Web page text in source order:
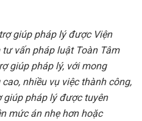
giúp pháp lý được Viện
tư vấn pháp luật Toàn Tâm
giúp pháp lý, với mong
nhiều vụ việc thành công,
pháp lý được tuyên
mức án nhẹ hơn hoặc